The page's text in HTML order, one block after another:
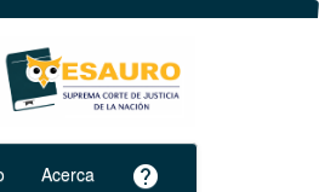
Acerca help